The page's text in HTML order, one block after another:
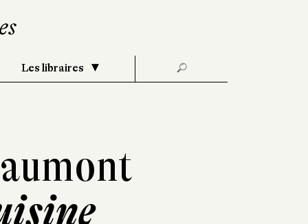
Les libraires 🔎